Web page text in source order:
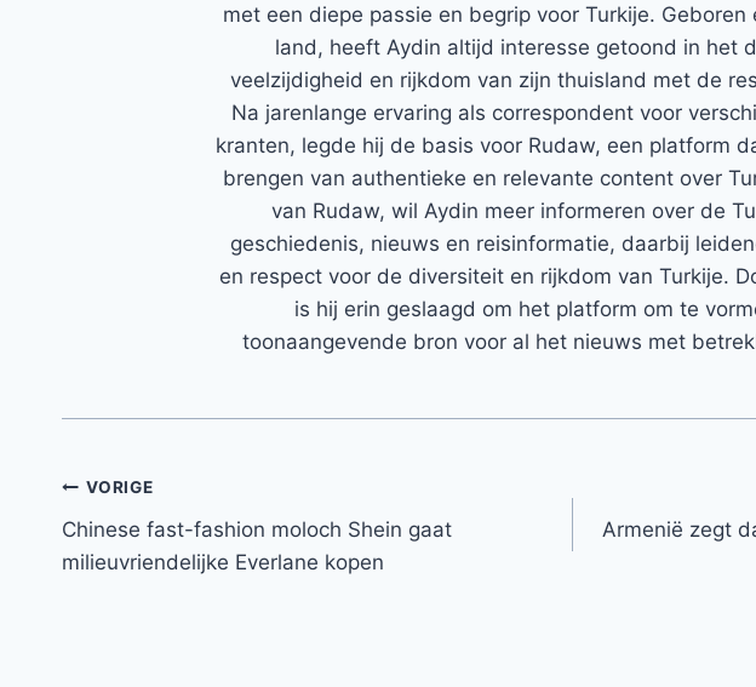
met een diepe passie en begrip voor Turkije. Geboren
land, heeft Aydin altijd interesse getoond in het
veelzijdigheid en rijkdom van zijn thuisland met de
Na jarenlange ervaring als correspondent voor
kranten, legde hij de basis voor Rudaw, een platform
brengen van authentieke en relevante content over
van Rudaw, wil Aydin meer informeren over de
geschiedenis, nieuws en reisinformatie, daarbij
en respect voor de diversiteit en rijkdom van Turkije.
is hij erin geslaagd om het platform om te
toonaangevende bron voor al het nieuws met
Bericht
navigatie
VORIGE
Chinese fast-fashion moloch Shein gaat
milieuvriendelijke Everlane kopen
Armenië zegt